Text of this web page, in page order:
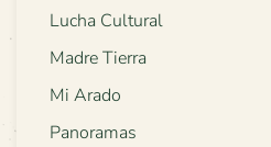
Lucha Cultural
Madre Tierra
Mi Arado
Panoramas